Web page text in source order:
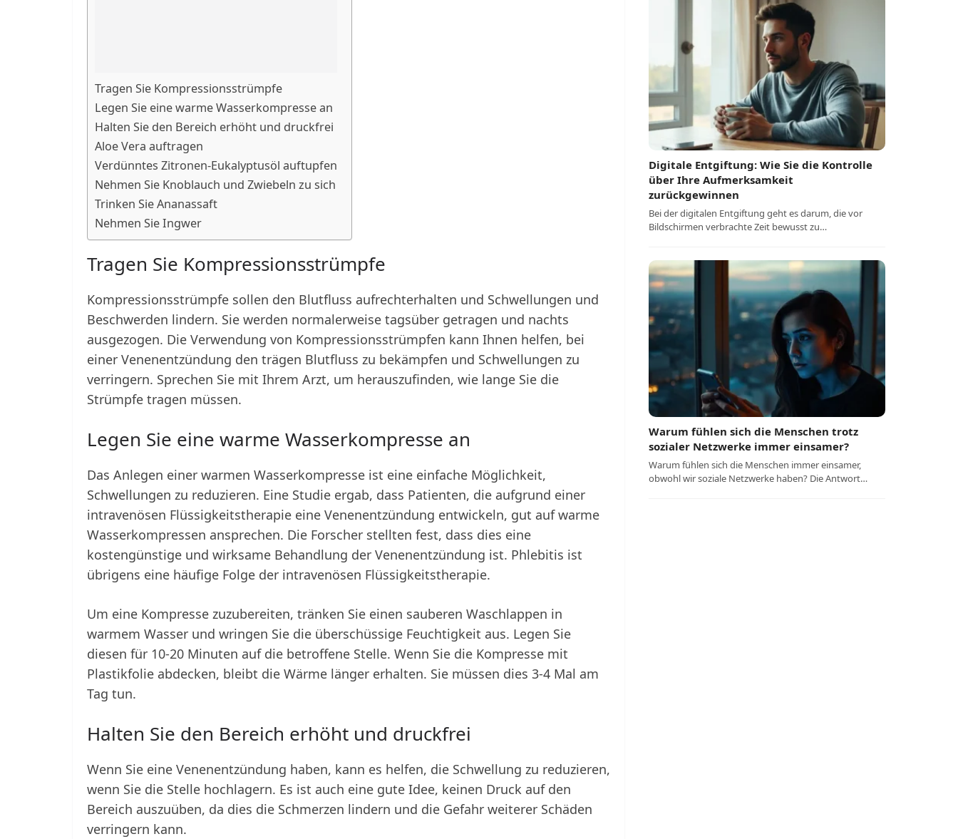
Tragen Sie Kompressionsstrümpfe
Legen Sie eine warme Wasserkompresse an
Halten Sie den Bereich erhöht und druckfrei
Aloe Vera auftragen
Verdünntes Zitronen-Eukalyptusöl auftupfen
Nehmen Sie Knoblauch und Zwiebeln zu sich
Trinken Sie Ananassaft
Nehmen Sie Ingwer
Tragen Sie Kompressionsstrümpfe
Kompressionsstrümpfe sollen den Blutfluss aufrechterhalten und Schwellungen und
Beschwerden lindern. Sie werden normalerweise tagsüber getragen und nachts
ausgezogen. Die Verwendung von Kompressionsstrümpfen kann Ihnen helfen, bei
einer Venenentzündung den trägen Blutfluss zu bekämpfen und Schwellungen zu
verringern. Sprechen Sie mit Ihrem Arzt, um herauszufinden, wie lange Sie die
Strümpfe tragen müssen.
Legen Sie eine warme Wasserkompresse an
Das Anlegen einer warmen Wasserkompresse ist eine einfache Möglichkeit,
Schwellungen zu reduzieren. Eine Studie ergab, dass Patienten, die aufgrund einer
intravenösen Flüssigkeitstherapie eine Venenentzündung entwickeln, gut auf warme
Wasserkompressen ansprechen. Die Forscher stellten fest, dass dies eine
kostengünstige und wirksame Behandlung der Venenentzündung ist. Phlebitis ist
übrigens eine häufige Folge der intravenösen Flüssigkeitstherapie.
Um eine Kompresse zuzubereiten, tränken Sie einen sauberen Waschlappen in
warmem Wasser und wringen Sie die überschüssige Feuchtigkeit aus. Legen Sie
diesen für 10-20 Minuten auf die betroffene Stelle. Wenn Sie die Kompresse mit
Plastikfolie abdecken, bleibt die Wärme länger erhalten. Sie müssen dies 3-4 Mal am
Tag tun.
Halten Sie den Bereich erhöht und druckfrei
Wenn Sie eine Venenentzündung haben, kann es helfen, die Schwellung zu reduzieren,
wenn Sie die Stelle hochlagern. Es ist auch eine gute Idee, keinen Druck auf den
Bereich auszuüben, da dies die Schmerzen lindern und die Gefahr weiterer Schäden
verringern kann.
Digitale Entgiftung: Wie Sie die Kontrolle
über Ihre Aufmerksamkeit
zurückgewinnen
Bei der digitalen Entgiftung geht es darum, die vor
Bildschirmen verbrachte Zeit bewusst zu…
Warum fühlen sich die Menschen trotz
sozialer Netzwerke immer einsamer?
Warum fühlen sich die Menschen immer einsamer,
obwohl wir soziale Netzwerke haben? Die Antwort…